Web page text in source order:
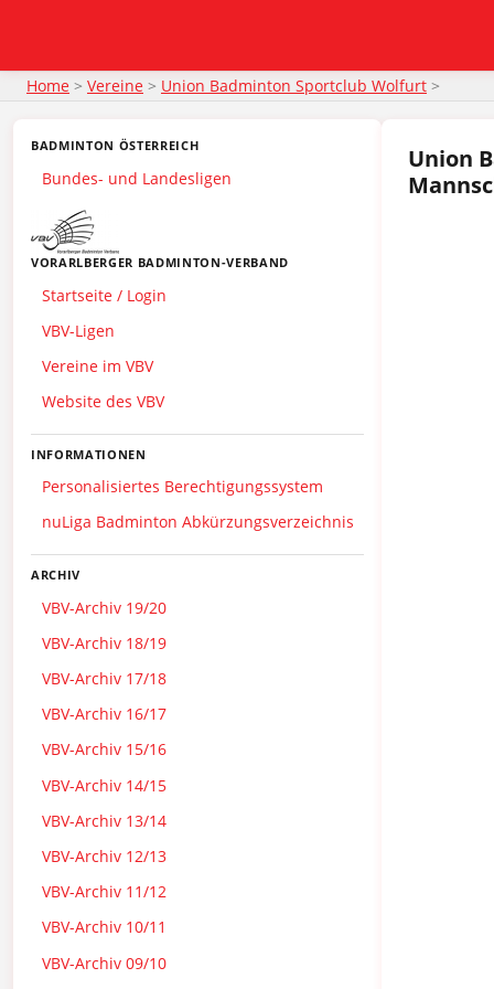
Home > Vereine > Union Badminton Sportclub Wolfurt >
BADMINTON ÖSTERREICH
Bundes- und Landesligen
VORARLBERGER BADMINTON-VERBAND
Startseite / Login
VBV-Ligen
Vereine im VBV
Website des VBV
INFORMATIONEN
Personalisiertes Berechtigungssystem
nuLiga Badminton Abkürzungsverzeichnis
ARCHIV
VBV-Archiv 19/20
VBV-Archiv 18/19
VBV-Archiv 17/18
VBV-Archiv 16/17
VBV-Archiv 15/16
VBV-Archiv 14/15
VBV-Archiv 13/14
VBV-Archiv 12/13
VBV-Archiv 11/12
VBV-Archiv 10/11
VBV-Archiv 09/10
Union